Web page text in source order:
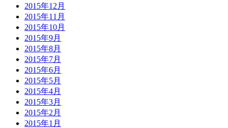
2015年12月
2015年11月
2015年10月
2015年9月
2015年8月
2015年7月
2015年6月
2015年5月
2015年4月
2015年3月
2015年2月
2015年1月